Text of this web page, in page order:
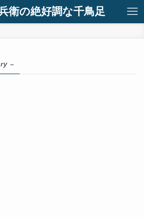
衛の絶好調な千鳥足
–